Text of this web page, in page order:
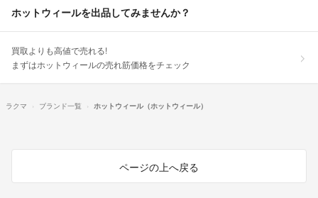
ホットウィールを出品してみませんか？
買取よりも高値で売れる!
まずはホットウィールの売れ筋価格をチェック
ラクマ ブランド一覧 ホットウィール（ホットウィール）
ページの上へ戻る